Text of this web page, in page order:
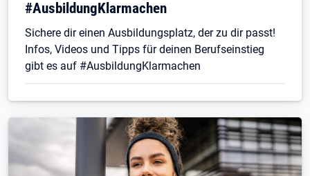
#AusbildungKlarmachen
Sichere dir einen Ausbildungsplatz, der zu dir passt!
Infos, Videos und Tipps für deinen Berufseinstieg
gibt es auf #AusbildungKlarmachen